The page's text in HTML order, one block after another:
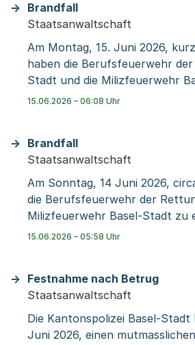
niemand.
Brandfall
Staatsanwaltschaft
Am Montag, 15. Juni 2026,
haben die Berufsfeuerwehr
Stadt und die Milizfeuerwehr
Brand in einer Liegenschaft in
Sanität Basel-Stadt brachte
Spital – eine mit Verdacht auf
Die zweite Person hatte sich
aus der Wohnung ins Freie
15.06.2026 – 06:08 Uhr
Brandfall
Staatsanwaltschaft
Am Sonntag, 14 Juni 2026,
die Berufsfeuerwehr der
Milizfeuerwehr Basel-Stadt zu
Grienstrasse ausrücken
Person mit Verdacht auf
Spital.
15.06.2026 – 05:58 Uhr
Festnahme nach Betrug
Staatsanwaltschaft
Die Kantonspolizei Basel-Stadt
Juni 2026, einen